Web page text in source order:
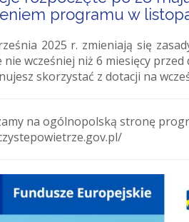
programu w
2025 r. zmieniają się
wcześniej niż 6 miesięcy przed
skorzystać z dotacji na
na ogólnopolską stronę